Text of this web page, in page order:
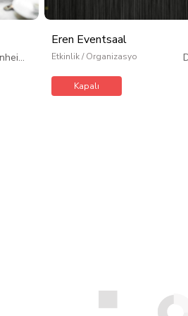
Eren Eventsaal
Etkinlik / Organizasyon
Kapalı